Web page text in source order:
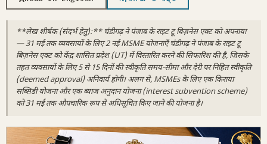
**लेख शीर्षक (संदर्भ हेतु):** चंडीगढ़ ने पंजाब के राइट टू बिज़नेस एक्ट को अपनाया
— 31 मई तक व्यवसायों के लिए 2 नई MSME योजनाएँ चंडीगढ़ ने पंजाब के राइट टू
बिज़नेस एक्ट को केंद्र शासित प्रदेश (UT) में विस्तारित करने की सिफारिश की है, जिसके
तहत व्यवसायों के लिए 5 से 15 दिनों की स्वीकृति समय-सीमा और देरी पर निहित स्वीकृति
(deemed approval) अनिवार्य होगी। अलग से, MSMEs के लिए एक किराया
सब्सिडी योजना और एक ब्याज अनुदान योजना (interest subvention scheme)
को 31 मई तक औपचारिक रूप से अधिसूचित किए जाने की योजना है।